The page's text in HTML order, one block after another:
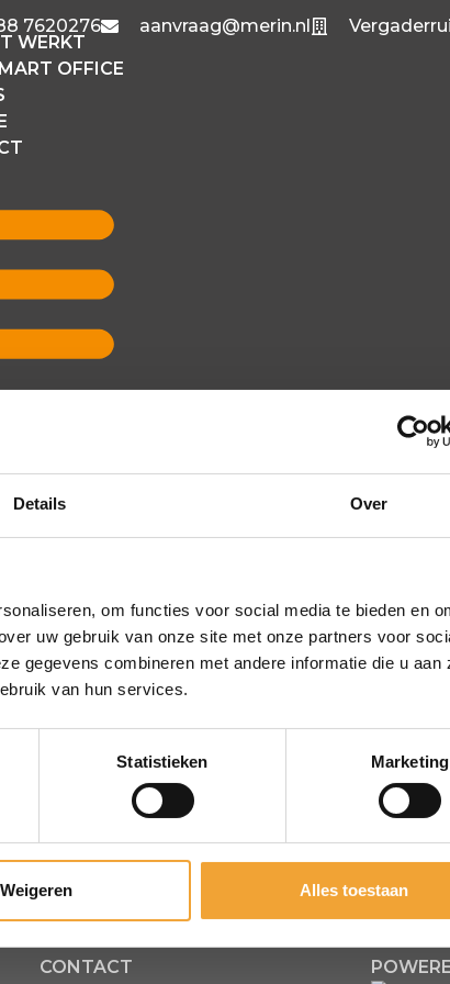
Details Over
om functies voor social media te bieden en
uw gebruik van onze site met onze partners voor
gegevens combineren met andere informatie die u aan
van hun services.
Statistieken Marketing
Weigeren Alles toestaan
7620276 aanvraag@merin.nl
WERKT
OFFICE
Werkt
Office
CONTACT